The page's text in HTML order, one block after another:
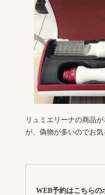
リュミエリーナの商品
が、偽物が多いのでお気
WEB予約はこちらの